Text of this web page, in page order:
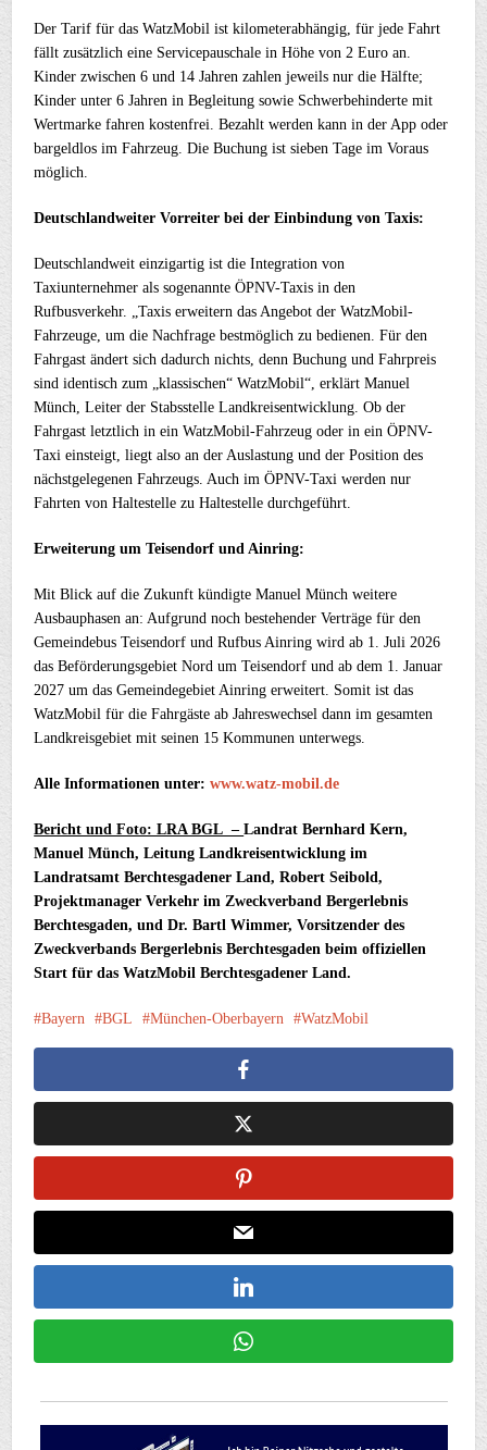
Der Tarif für das WatzMobil ist kilometerabhängig, für jede Fahrt
fällt zusätzlich eine Servicepauschale in Höhe von 2 Euro an.
Kinder zwischen 6 und 14 Jahren zahlen jeweils nur die Hälfte;
Kinder unter 6 Jahren in Begleitung sowie Schwerbehinderte mit
Wertmarke fahren kostenfrei. Bezahlt werden kann in der App oder
bargeldlos im Fahrzeug. Die Buchung ist sieben Tage im Voraus
möglich.
Deutschlandweiter Vorreiter bei der Einbindung von Taxis:
Deutschlandweit einzigartig ist die Integration von
Taxiunternehmer als sogenannte ÖPNV-Taxis in den
Rufbusverkehr. „Taxis erweitern das Angebot der WatzMobil-
Fahrzeuge, um die Nachfrage bestmöglich zu bedienen. Für den
Fahrgast ändert sich dadurch nichts, denn Buchung und Fahrpreis
sind identisch zum „klassischen“ WatzMobil“, erklärt Manuel
Münch, Leiter der Stabsstelle Landkreisentwicklung. Ob der
Fahrgast letztlich in ein WatzMobil-Fahrzeug oder in ein ÖPNV-
Taxi einsteigt, liegt also an der Auslastung und der Position des
nächstgelegenen Fahrzeugs. Auch im ÖPNV-Taxi werden nur
Fahrten von Haltestelle zu Haltestelle durchgeführt.
Erweiterung um Teisendorf und Ainring:
Mit Blick auf die Zukunft kündigte Manuel Münch weitere
Ausbauphasen an: Aufgrund noch bestehender Verträge für den
Gemeindebus Teisendorf und Rufbus Ainring wird ab 1. Juli 2026
das Beförderungsgebiet Nord um Teisendorf und ab dem 1. Januar
2027 um das Gemeindegebiet Ainring erweitert. Somit ist das
WatzMobil für die Fahrgäste ab Jahreswechsel dann im gesamten
Landkreisgebiet mit seinen 15 Kommunen unterwegs.
Alle Informationen unter:www.watz-mobil.de
Bericht und Foto: LRA BGL –Landrat Bernhard Kern,
Manuel Münch, Leitung Landkreisentwicklung im
Landratsamt Berchtesgadener Land, Robert Seibold,
Projektmanager Verkehr im Zweckverband Bergerlebnis
Berchtesgaden, und Dr. Bartl Wimmer, Vorsitzender des
Zweckverbands Bergerlebnis Berchtesgaden beim offiziellen
Start für das WatzMobil Berchtesgadener Land.
Bayern BGL München-Oberbayern WatzMobil